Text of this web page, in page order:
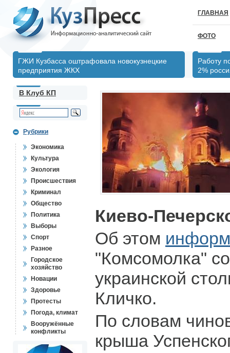
ГЛАВНАЯ
ФОТО
ГЖИ Кузбасса оштрафовала новокузнецкие
предприятия ЖКХ
Работу
2%
В Клуб КП
Рубрики
Экономика
Культура
Экология
Происшествия
Криминал
Общество
Политика
Выборы
Спорт
Разное
Городское
хозяйство
Новации
Здоровье
Протесты
Погода, климат
Вооружённые
конфликты
Киево-
Об этом
"Комсомолка"
украинской
Кличко.
По словам
крыша